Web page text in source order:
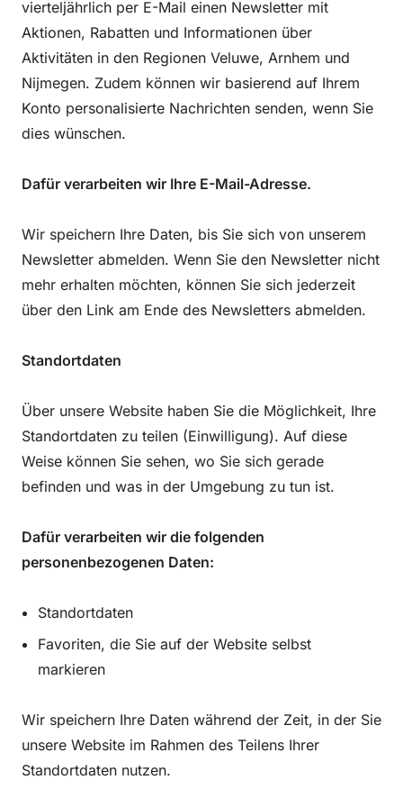
vierteljährlich per E-Mail einen Newsletter mit
Aktionen, Rabatten und Informationen über
Aktivitäten in den Regionen Veluwe, Arnhem und
Nijmegen. Zudem können wir basierend auf Ihrem
Konto personalisierte Nachrichten senden, wenn Sie
dies wünschen.
Dafür verarbeiten wir Ihre E-Mail-Adresse.
Wir speichern Ihre Daten, bis Sie sich von unserem
Newsletter abmelden. Wenn Sie den Newsletter nicht
mehr erhalten möchten, können Sie sich jederzeit
über den Link am Ende des Newsletters abmelden.
Standortdaten
Über unsere Website haben Sie die Möglichkeit, Ihre
Standortdaten zu teilen (Einwilligung). Auf diese
Weise können Sie sehen, wo Sie sich gerade
befinden und was in der Umgebung zu tun ist.
Dafür verarbeiten wir die folgenden
personenbezogenen Daten:
Standortdaten
Favoriten, die Sie auf der Website selbst
markieren
Wir speichern Ihre Daten während der Zeit, in der Sie
unsere Website im Rahmen des Teilens Ihrer
Standortdaten nutzen.